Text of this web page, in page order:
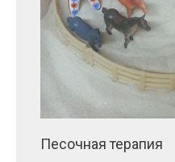
Песочная терапия